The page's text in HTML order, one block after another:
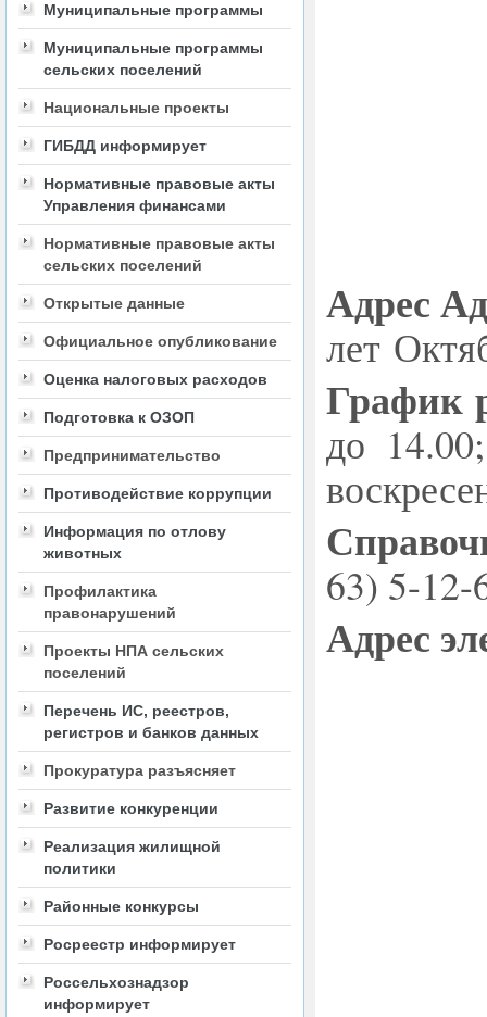
Муниципальные программы
Муниципальные программы
сельских поселений
Национальные проекты
ГИБДД информирует
Нормативные правовые акты
Управления финансами
Нормативные правовые акты
сельских поселений
Открытые данные
Официальное опубликование
Оценка налоговых расходов
Подготовка к ОЗОП
Предпринимательство
Противодействие коррупции
Информация по отлову
животных
Профилактика
правонарушений
Проекты НПА сельских
поселений
Перечень ИС, реестров,
регистров и банков данных
Прокуратура разъясняет
Развитие конкуренции
Реализация жилищной
политики
Районные конкурсы
Росреестр информирует
Россельхознадзор
информирует
Адрес
лет
График
до
63) 5-12-
Адрес